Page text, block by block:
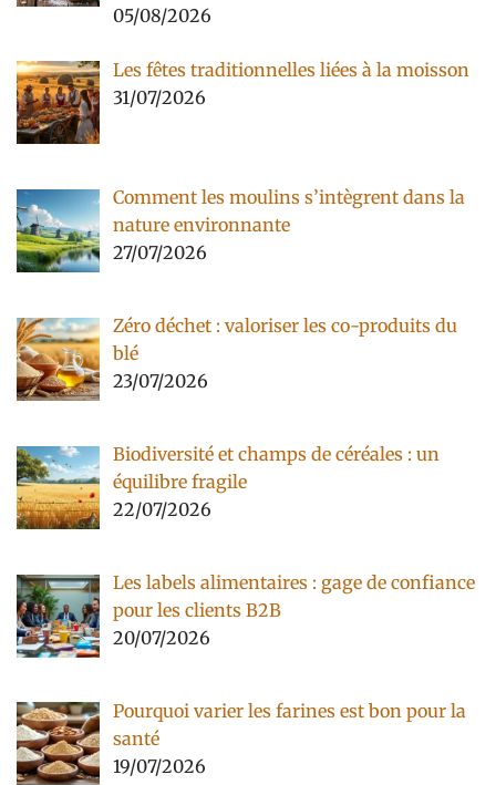
05/08/2026
Les fêtes traditionnelles liées à la moisson
31/07/2026
Comment les moulins s’intègrent dans la
nature environnante
27/07/2026
Zéro déchet : valoriser les co-produits du
blé
23/07/2026
Biodiversité et champs de céréales : un
équilibre fragile
22/07/2026
Les labels alimentaires : gage de confiance
pour les clients B2B
20/07/2026
Pourquoi varier les farines est bon pour la
santé
19/07/2026